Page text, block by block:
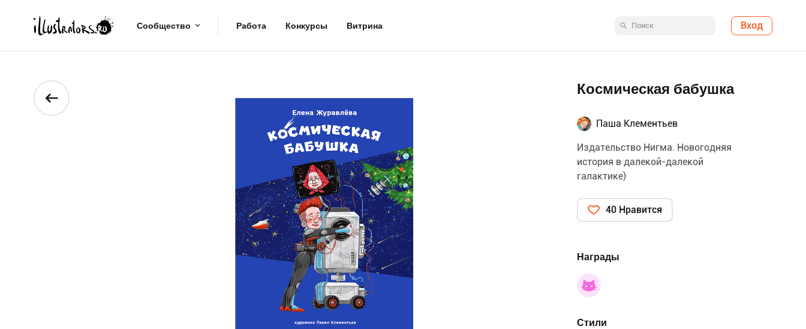
Сообщество Работа Конкурсы Витрина Вход
Космическая бабушка
Паша Клементьев
Издательство Нигма. Новогодняя
история в далекой-далекой
галактике)
40 Нравится
Награды
Стили